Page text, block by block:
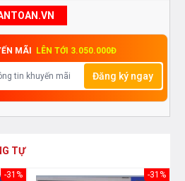
MÃI LÊN TỚI 3.050.000Đ
Đăng ký ngay
TỰ
-31% -31%